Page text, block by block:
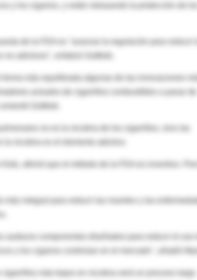
y los cigarros, y están retrasando la protección de
de la FDA es "avanzar la regulación para reducir
adictivos", enfatizó Gottlieb.
más equilibrada algunas de las innovaciones
actuales de cigarrillos combustibles a pasar de
no es la nicotina de los cigarrillos, sino las
afirmó que el método de la FDA es inventivo.
más integral para reducir las muertes y las
audaces componentes diseñados para reducir el uso
y los cigarros continúan en el mercado", añadió
más bajos en nicotina será un proceso largo.